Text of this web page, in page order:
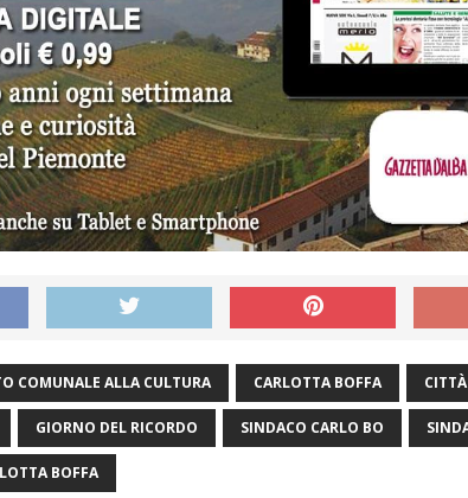
COMUNALE ALLA CULTURA CARLOTTA BOFFA
GIORNO DEL RICORDO SINDACO CARLO BO
BOFFA